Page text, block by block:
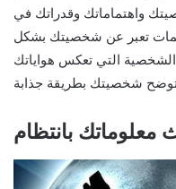
واهتماماتك وقدراتك في
تعبر عن شخصيتك بشكل
التي تعكس هواياتك
معلوماتك بانتظام